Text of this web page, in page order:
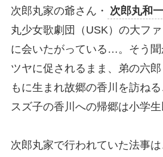
次郎丸家の爺さん・ 次郎丸和
丸少女歌劇団（USK）の大フ
に会いたがっている…。そう
ツヤに促されるまま、弟の六
もに生まれ故郷の香川を訪ねる
スズ子の香川への帰郷は小学生
次郎丸家で行われていた法事